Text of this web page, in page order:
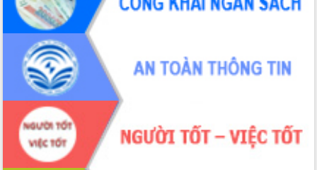
món ăn từ sầu riêng
Đắk Lắk công bố Quy hoạch và xúc
tiến đầu tư tỉnh
Ngành cá ngừ Đắk Lắk chủ động thích
ứng để giữ vững thị trường xuất khẩu
Diễn đàn Kinh tế tư nhân Việt Nam đột
phá cơ chế - Hợp tác công tư
Đề án 06 tạo bước ngoặt đột phá trong
cải cách hành chính tỉnh Đắk Lắk
Kết nối tour, đẩy mạnh chuyển đổi số
để phát triển du lịch Đắk Lắk